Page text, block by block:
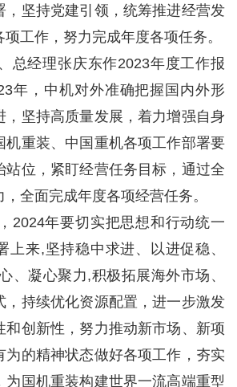
，坚持党建引领，统筹推进经营发
工作，努力完成年度各项任务。
总经理张庆东作2023年度工作报
年，中机对外准确把握国内外形
，坚持高质量发展，着力增强自身
机重装、中国重机各项工作部署要
站位，紧盯经营任务目标，通过全
全面完成年度各项经营任务。
2024年要切实把思想和行动统一
上来,坚持稳中求进、以进促稳、
、凝心聚力,积极拓展海外市场、
，持续优化资源配置，进一步激发
和创新性，努力推动新市场、新项
为的精神状态做好各项工作，夯实
为国机重装构建世界一流高端重型